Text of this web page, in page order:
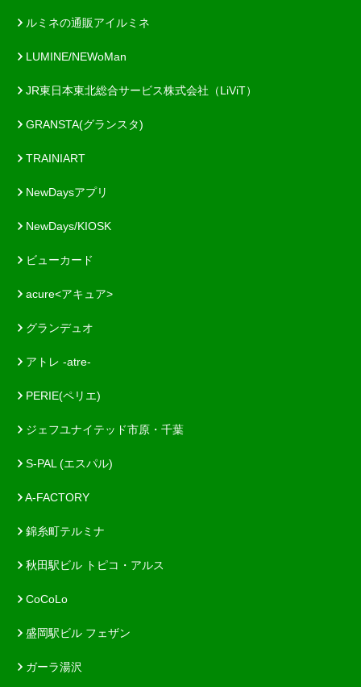
ルミネの通販アイルミネ
LUMINE/NEWoMan
JR東日本東北総合サービス株式会社（LiViT）
GRANSTA(グランスタ)
TRAINIART
NewDaysアプリ
NewDays/KIOSK
ビューカード
acure<アキュア>
グランデュオ
アトレ -atre-
PERIE(ペリエ)
ジェフユナイテッド市原・千葉
S-PAL (エスパル)
A-FACTORY
錦糸町テルミナ
秋田駅ビル トピコ・アルス
CoCoLo
盛岡駅ビル フェザン
ガーラ湯沢